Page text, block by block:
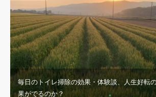
毎日のトイレ掃除の効果・体験談、人生好転
果がでるのか？